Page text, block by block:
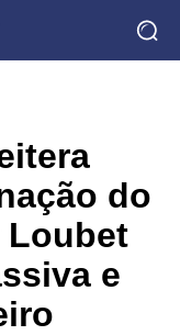
do
Loubet
e